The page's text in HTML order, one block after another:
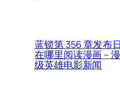
蓝锁第 356 章发布
在哪里阅读漫画 –
级英雄电影新闻